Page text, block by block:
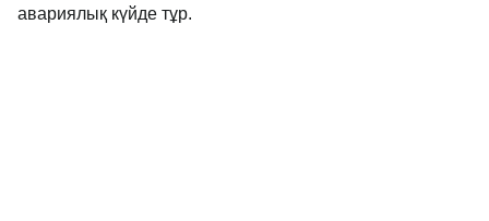
авариялық күйде тұр.